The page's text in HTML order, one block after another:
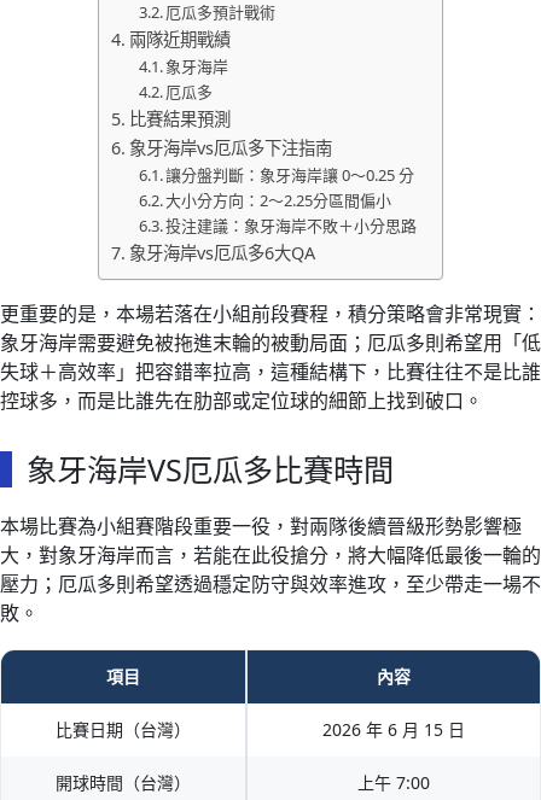
厄瓜多預計戰術
兩隊近期戰績
象牙海岸
厄瓜多
比賽結果預測
象牙海岸vs厄瓜多下注指南
讓分盤判斷：象牙海岸讓 0～0.25 分
大小分方向：2～2.25分區間偏小
投注建議：象牙海岸不敗＋小分思路
象牙海岸vs厄瓜多6大QA
更重要的是，本場若落在小組前段賽程，積分策略會非常現實：
象牙海岸需要避免被拖進末輪的被動局面；厄瓜多則希望用「低
失球＋高效率」把容錯率拉高，這種結構下，比賽往往不是比誰
控球多，而是比誰先在肋部或定位球的細節上找到破口。
象牙海岸VS厄瓜多比賽時間
本場比賽為小組賽階段重要一役，對兩隊後續晉級形勢影響極
大，對象牙海岸而言，若能在此役搶分，將大幅降低最後一輪的
壓力；厄瓜多則希望透過穩定防守與效率進攻，至少帶走一場不
敗。
項目 內容
比賽日期（台灣） 2026 年 6 月 15 日
開球時間（台灣） 上午 7:00